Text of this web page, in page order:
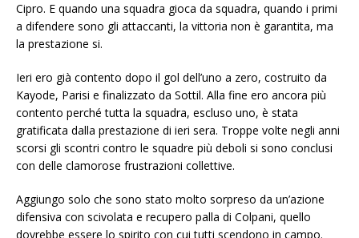
Cipro. E quando una squadra gioca da squadra, quando i primi
a difendere sono gli attaccanti, la vittoria non è garantita, ma
la prestazione si.
Ieri ero già contento dopo il gol dell’uno a zero, costruito da
Kayode, Parisi e finalizzato da Sottil. Alla fine ero ancora più
contento perché tutta la squadra, escluso uno, è stata
gratificata dalla prestazione di ieri sera. Troppe volte negli anni
scorsi gli scontri contro le squadre più deboli si sono conclusi
con delle clamorose frustrazioni collettive.
Aggiungo solo che sono stato molto sorpreso da un’azione
difensiva con scivolata e recupero palla di Colpani, quello
dovrebbe essere lo spirito con cui tutti scendono in campo.